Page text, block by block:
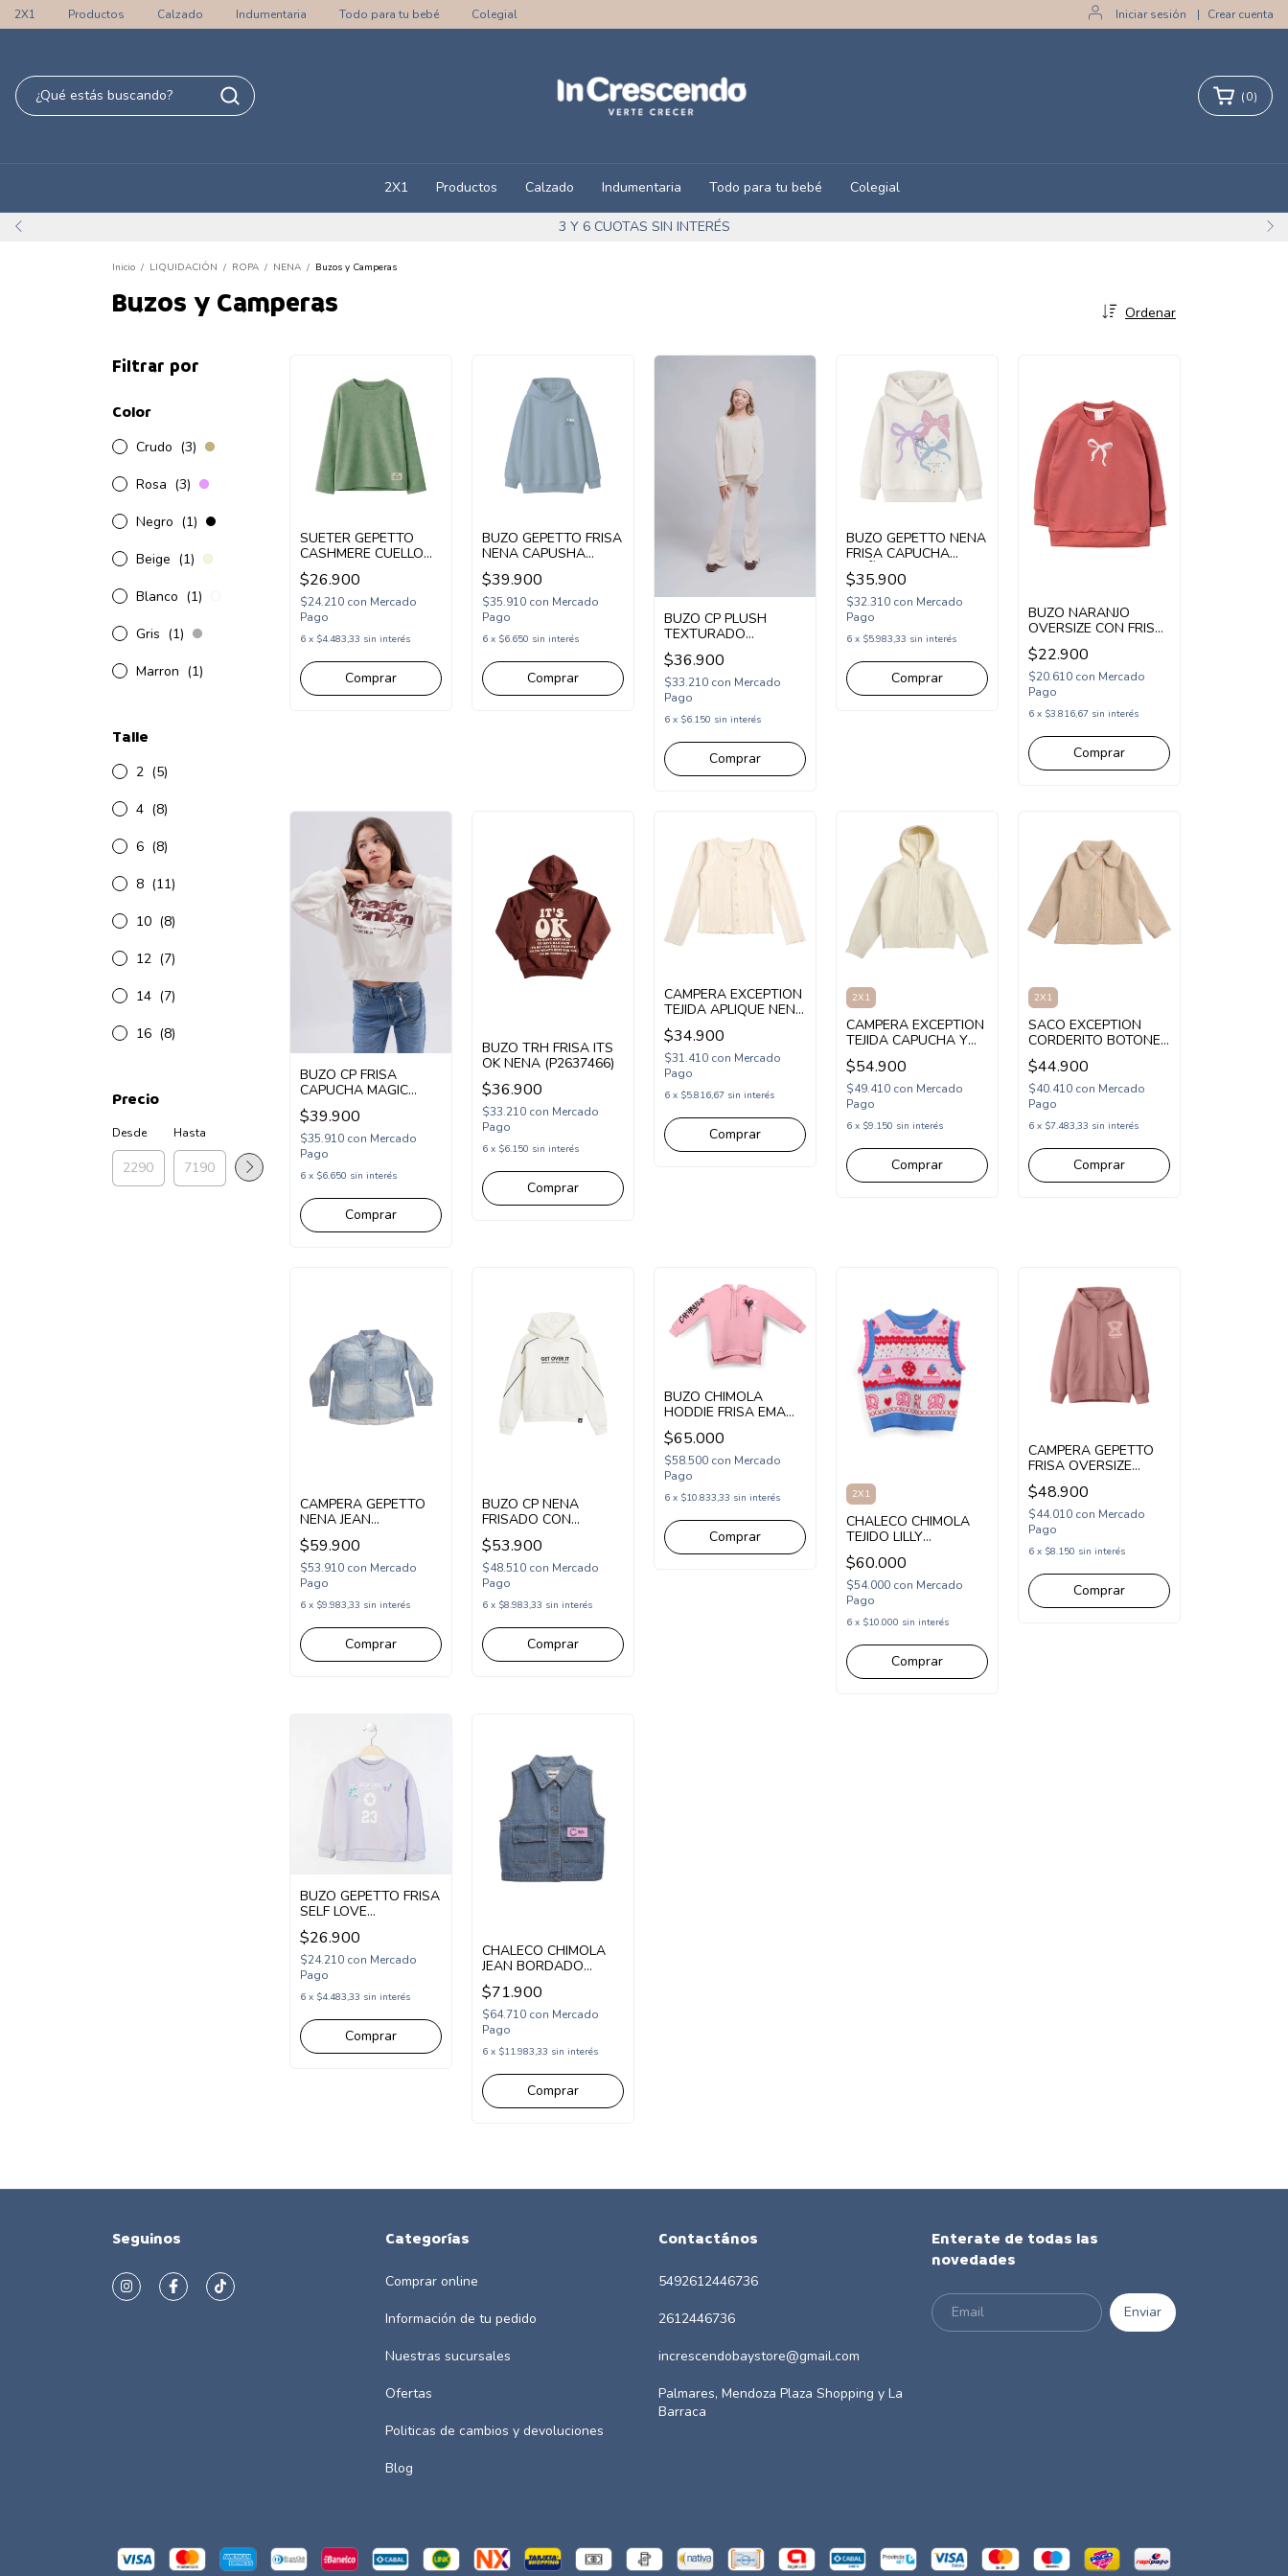
2X1 Productos Calzado Indumentaria Todo para tu bebé Colegial Iniciar sesión | Crear cuenta
3 Y 6 CUOTAS SIN INTERÉS
(0)
2X1 Productos Calzado Indumentaria Todo para tu bebé Colegial
Inicio / LIQUIDACIÓN / ROPA / NENA / Buzos y Camperas
Buzos y Camperas Ordenar
Filtrar por
Color
Crudo (3)
Rosa (3)
Negro (1)
Beige (1)
Blanco (1)
Gris (1)
Marron (1)
Talle
2 (5)
4 (8)
6 (8)
8 (11)
10 (8)
12 (7)
14 (7)
16 (8)
Precio
Desde Hasta
SUETER GEPETTO
CASHMERE CUELLO
REDONDO
(GT295327)
$26.900
$24.210 con Mercado
Pago
6 x $4.483,33 sin interés
Comprar
BUZO GEPETTO FRISA
NENA CAPUSHA
FLOWERS (GT295323)
$39.900
$35.910 con Mercado
Pago
6 x $6.650 sin interés
Comprar
BUZO CP PLUSH
TEXTURADO
(CP265212)
$36.900
$33.210 con Mercado
Pago
6 x $6.150 sin interés
Comprar
BUZO GEPETTO NENA
FRISA CAPUCHA
MOÑOS (GT295321)
$35.900
$32.310 con Mercado
Pago
6 x $5.983,33 sin interés
Comprar
BUZO NARANJO
OVERSIZE CON FRISA
NENA ESTAMPA
MOÑOS (NA264862)
$22.900
$20.610 con Mercado
Pago
6 x $3.816,67 sin interés
Comprar
BUZO CP FRISA
CAPUCHA MAGIC
LONDON (CP253200)
$39.900
$35.910 con Mercado
Pago
6 x $6.650 sin interés
Comprar
BUZO TRH FRISA ITS
OK NENA (P2637466)
$36.900
$33.210 con Mercado
Pago
6 x $6.150 sin interés
Comprar
CAMPERA EXCEPTION
TEJIDA APLIQUE NENA
(EX26MTS27)
$34.900
$31.410 con Mercado
Pago
6 x $5.816,67 sin interés
Comprar
2X1
CAMPERA EXCEPTION
TEJIDA CAPUCHA Y
CIERRE NENA
(EX26MSW37)
$54.900
$49.410 con Mercado
Pago
6 x $9.150 sin interés
Comprar
2X1
SACO EXCEPTION
CORDERITO BOTONES
NENA (EX26MAS08)
$44.900
$40.410 con Mercado
Pago
6 x $7.483,33 sin interés
Comprar
CAMPERA GEPETTO
NENA JEAN
DESFLECADO
(GT285150)
$59.900
$53.910 con Mercado
Pago
6 x $9.983,33 sin interés
Comprar
BUZO CP NENA
FRISADO CON
CAPUCHA OVER
(CP265202)
$53.900
$48.510 con Mercado
Pago
6 x $8.983,33 sin interés
Comprar
BUZO CHIMOLA
HODDIE FRISA EMA
(CH26SW34)
$65.000
$58.500 con Mercado
Pago
6 x $10.833,33 sin interés
Comprar
2X1
CHALECO CHIMOLA
TEJIDO LILLY
(CH26KN7)
$60.000
$54.000 con Mercado
Pago
6 x $10.000 sin interés
Comprar
CAMPERA GEPETTO
FRISA OVERSIZE
MARIPOSAS
(GT295350)
$48.900
$44.010 con Mercado
Pago
6 x $8.150 sin interés
Comprar
BUZO GEPETTO FRISA
SELF LOVE
(GT275320)
$26.900
$24.210 con Mercado
Pago
6 x $4.483,33 sin interés
Comprar
CHALECO CHIMOLA
JEAN BORDADO
ESPALDA (CH26J13)
$71.900
$64.710 con Mercado
Pago
6 x $11.983,33 sin interés
Comprar
Seguinos Categorías
Comprar online
Información de tu pedido
Nuestras sucursales
Ofertas
Politicas de cambios y devoluciones
Blog
Contactános
5492612446736
2612446736
increscendobaystore@gmail.com
Palmares, Mendoza Plaza Shopping y La
Barraca
Enterate de todas las
novedades